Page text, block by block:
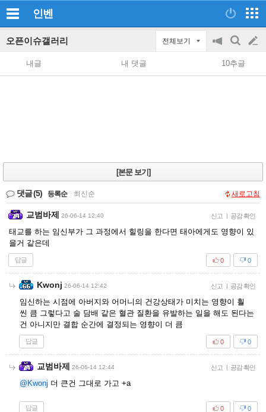
인벤
오픈이슈갤러리 전체보기
공
지
on/off
검
색
글
쓰
내글 내 댓글 10추글
[본문 보기]
댓글(5) 등록순 최신순 새로고침
교범바제 26-06-14 12:40 신고 | 공감 확인
태교를 하는 임신부가 그 과정에서 힐링을 한다면 태아에게도 영향이 있
을거 같은데
답글 0
0
Kwonj 26-06-14 12:42 신고 | 공감 확인
임신하는 시점에 아버지와 어머니의 건강상태가 미치는 영향이 훨
씬 큼 그렇다고 술 담배 같은 혈관 질환을 유발하는 일을 해도 된다는
건 아니지만 결합 순간에 결정되는 영향이 더 큼
답글 0
0
교범바제 26-06-14 12:44 신고 | 공감 확인
@Kwonj 더 큰건 그대로 가고 +a
답글 0
0